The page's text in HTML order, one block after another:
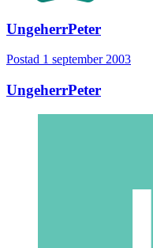
UngeherrPeter
Postad 1 september 2003
UngeherrPeter